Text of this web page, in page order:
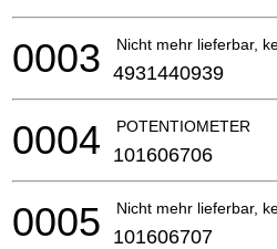
Nicht mehr lieferbar,
0003 4931440939
POTENTIOMETER
0004 101606706
Nicht mehr lieferbar,
0005 101606707